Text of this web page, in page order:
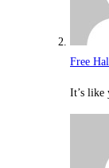
Free
It’s like